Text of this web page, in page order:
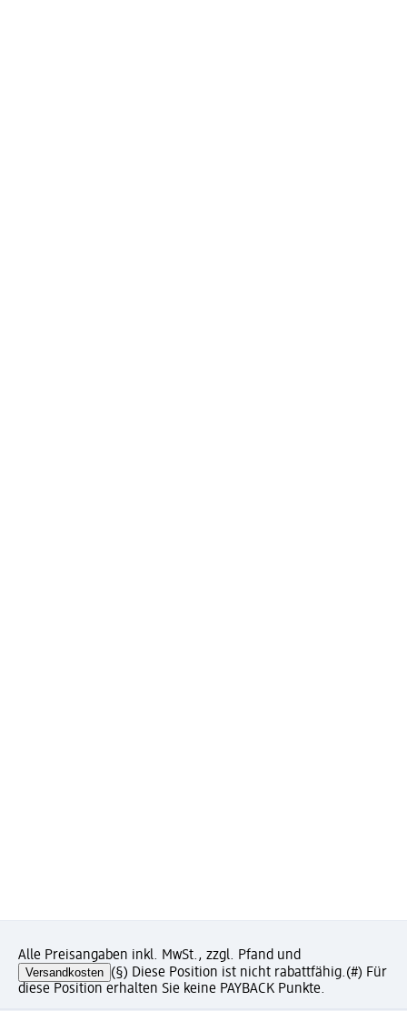
Alle Preisangaben inkl. MwSt., zzgl. Pfand und
Versandkosten (§) Diese Position ist nicht rabattfähig.(#) Für
diese Position erhalten Sie keine PAYBACK Punkte.